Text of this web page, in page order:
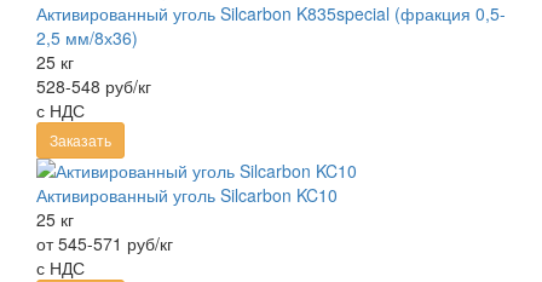
Активированный уголь Silcarbon K835special (фракция 0,5-
2,5 мм/8х36)
25 кг
528-548 руб/кг
с НДС
Заказать
Активированный уголь Silcarbon KC10
25 кг
от 545-571 руб/кг
с НДС